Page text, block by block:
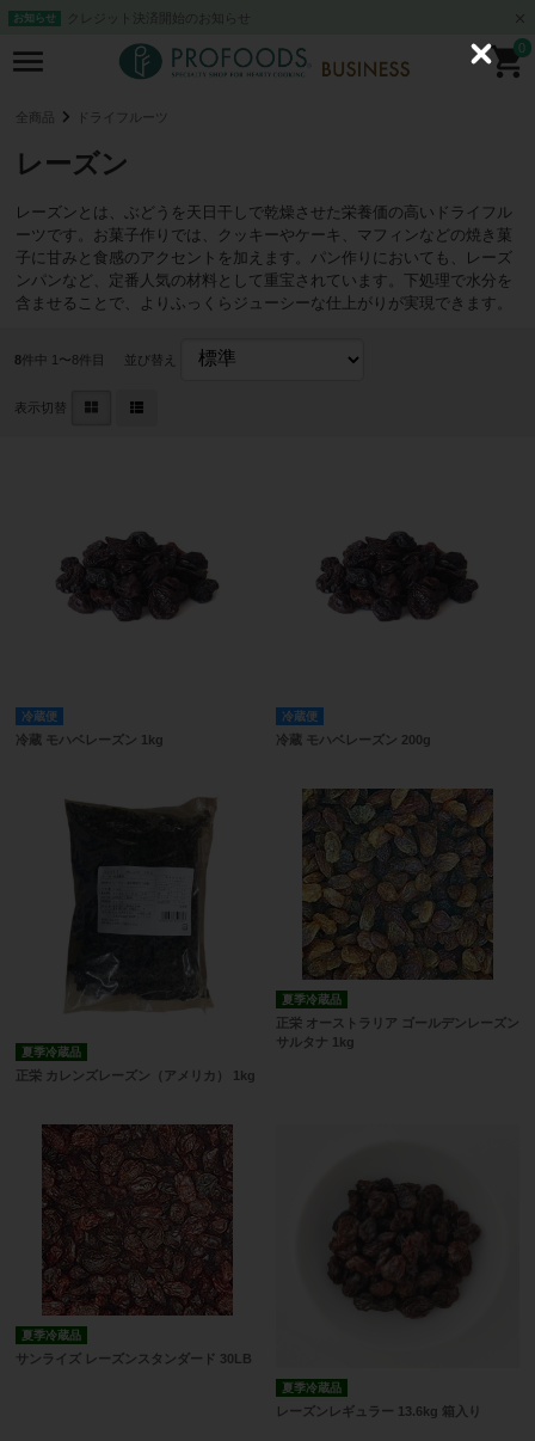
お知らせ クレジット決済開始のお知らせ
0
全商品 ドライフルーツ
レーズン
レーズンとは、ぶどうを天日干しで乾燥させた栄養価の高いドライフル
ーツです。お菓子作りでは、クッキーやケーキ、マフィンなどの焼き菓
子に甘みと食感のアクセントを加えます。パン作りにおいても、レーズ
ンパンなど、定番人気の材料として重宝されています。下処理で水分を
含ませることで、よりふっくらジューシーな仕上がりが実現できます。
8件中 1〜8件目 並び替え
表示切替
冷蔵便
冷蔵 モハベレーズン 1kg
冷蔵便
冷蔵 モハベレーズン 200g
夏季冷蔵品
正栄 カレンズレーズン（アメリカ） 1kg
夏季冷蔵品
正栄 オーストラリア ゴールデンレーズン
サルタナ 1kg
夏季冷蔵品
サンライズ レーズンスタンダード 30LB
夏季冷蔵品
レーズンレギュラー 13.6kg 箱入り
C